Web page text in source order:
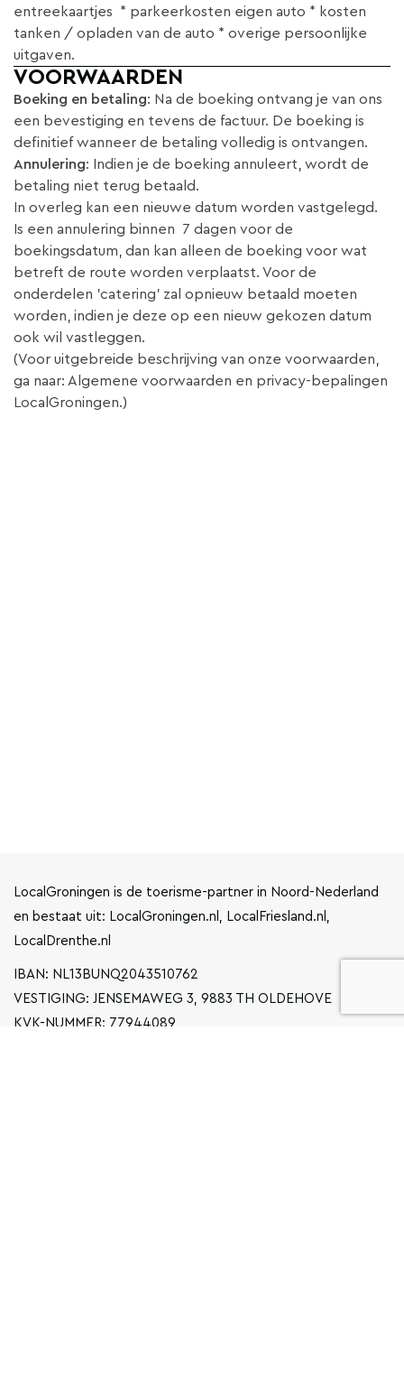
entreekaartjes * parkeerkosten eigen auto * kosten
tanken / opladen van de auto * overige persoonlijke
uitgaven.
VOORWAARDEN
Boeking en betaling: Na de boeking ontvang je van ons
een bevestiging en tevens de factuur. De boeking is
definitief wanneer de betaling volledig is ontvangen.
Annulering: Indien je de boeking annuleert, wordt de
betaling niet terug betaald.
In overleg kan een nieuwe datum worden vastgelegd.
Is een annulering binnen 7 dagen voor de
boekingsdatum, dan kan alleen de boeking voor wat
betreft de route worden verplaatst. Voor de
onderdelen 'catering' zal opnieuw betaald moeten
worden, indien je deze op een nieuw gekozen datum
ook wil vastleggen.
(Voor uitgebreide beschrijving van onze voorwaarden,
ga naar: Algemene voorwaarden en privacy-bepalingen
LocalGroningen.)
LocalGroningen is de toerisme-partner in Noord-Nederland
en bestaat uit: LocalGroningen.nl, LocalFriesland.nl,
LocalDrenthe.nl
IBAN: NL13BUNQ2043510762
VESTIGING: JENSEMAWEG 3, 9883 TH OLDEHOVE
KVK-NUMMER: 77944089